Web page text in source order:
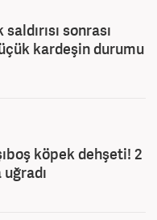
sonrası
kardeşin durumu
köpek dehşeti! 2